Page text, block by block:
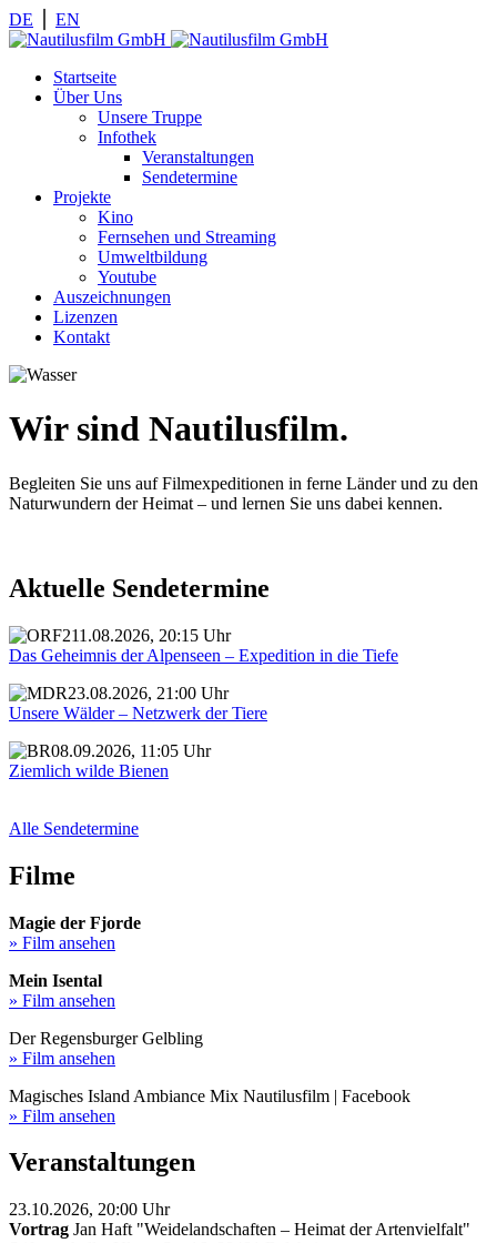
DE EN
Startseite
Über Uns
Unsere Truppe
Infothek
Veranstaltungen
Sendetermine
Projekte
Kino
Fernsehen und Streaming
Umweltbildung
Youtube
Auszeichnungen
Lizenzen
Kontakt
Wir sind Nautilusfilm.
Begleiten Sie uns auf Filmexpeditionen in ferne Länder und zu den
Naturwundern der Heimat – und lernen Sie uns dabei kennen.
Aktuelle Sendetermine
11.08.2026, 20:15 Uhr
Das Geheimnis der Alpenseen – Expedition in die Tiefe
23.08.2026, 21:00 Uhr
Unsere Wälder – Netzwerk der Tiere
08.09.2026, 11:05 Uhr
Ziemlich wilde Bienen
Alle Sendetermine
Filme
Magie der Fjorde
» Film ansehen
Mein Isental
» Film ansehen
Der Regensburger Gelbling
» Film ansehen
Magisches Island Ambiance Mix Nautilusfilm | Facebook
» Film ansehen
Veranstaltungen
23.10.2026, 20:00 Uhr
Vortrag Jan Haft "Weidelandschaften – Heimat der Artenvielfalt"